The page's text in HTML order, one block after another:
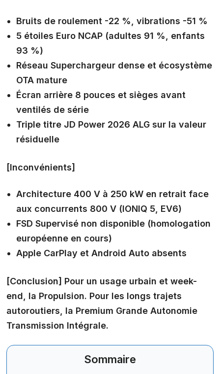
Bruits de roulement -22 %, vibrations -51 %
5 étoiles Euro NCAP (adultes 91 %, enfants
93 %)
Réseau Superchargeur dense et écosystème
OTA mature
Écran arrière 8 pouces et sièges avant
ventilés de série
Triple titre JD Power 2026 ALG sur la valeur
résiduelle
[Inconvénients]
Architecture 400 V à 250 kW en retrait face
aux concurrents 800 V (IONIQ 5, EV6)
FSD Supervisé non disponible (homologation
européenne en cours)
Apple CarPlay et Android Auto absents
[Conclusion] Pour un usage urbain et week-
end, la Propulsion. Pour les longs trajets
autoroutiers, la Premium Grande Autonomie
Transmission Intégrale.
Sommaire